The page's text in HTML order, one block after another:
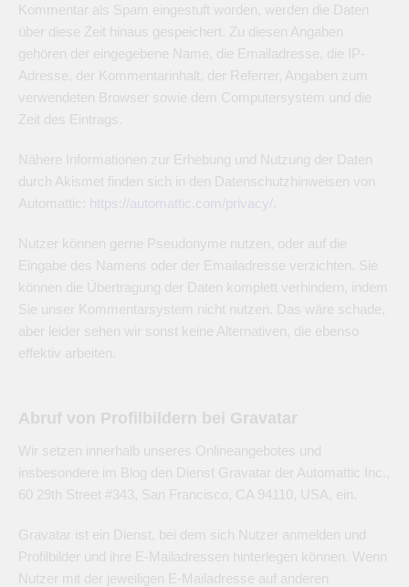
Kommentar als Spam eingestuft worden, werden die Daten
über diese Zeit hinaus gespeichert. Zu diesen Angaben
gehören der eingegebene Name, die Emailadresse, die IP-
Adresse, der Kommentarinhalt, der Referrer, Angaben zum
verwendeten Browser sowie dem Computersystem und die
Zeit des Eintrags.
Nähere Informationen zur Erhebung und Nutzung der Daten
durch Akismet finden sich in den Datenschutzhinweisen von
Automattic: https://automattic.com/privacy/
Nutzer können gerne Pseudonyme nutzen, oder auf die
Eingabe des Namens oder der Emailadresse verzichten. Sie
können die Übertragung der Daten komplett verhindern, indem
Sie unser Kommentarsystem nicht nutzen. Das wäre schade,
aber leider sehen wir sonst keine Alternativen, die ebenso
effektiv arbeiten.
Abruf von Profilbildern bei Gravatar
Wir setzen innerhalb unseres Onlineangebotes und
insbesondere im Blog den Dienst Gravatar der Automattic Inc.,
60 29th Street #343, San Francisco, CA 94110, USA, ein.
Gravatar ist ein Dienst, bei dem sich Nutzer anmelden und
Profilbilder und ihre E-Mailadressen hinterlegen können. Wenn
Nutzer mit der jeweiligen E-Mailadresse auf anderen